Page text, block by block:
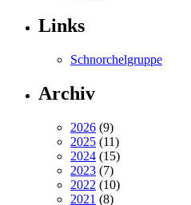
Links
Schnorchelgruppe
Archiv
2026 (9)
2025 (11)
2024 (15)
2023 (7)
2022 (10)
2021 (8)